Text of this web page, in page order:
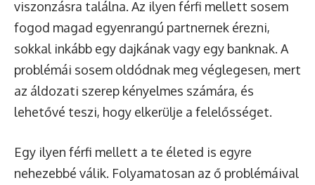
viszonzásra találna. Az ilyen férfi mellett sosem
fogod magad egyenrangú partnernek érezni,
sokkal inkább egy dajkának vagy egy banknak. A
problémái sosem oldódnak meg véglegesen, mert
az áldozati szerep kényelmes számára, és
lehetővé teszi, hogy elkerülje a felelősséget.
Egy ilyen férfi mellett a te életed is egyre
nehezebbé válik. Folyamatosan az ő problémáival